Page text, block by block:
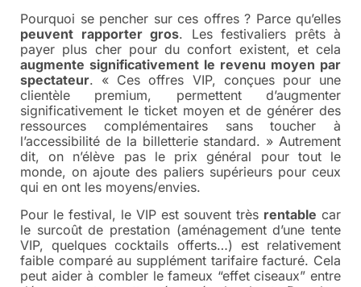
Pourquoi se pencher sur ces offres ? Parce qu’elles
peuvent rapporter gros. Les festivaliers prêts à
payer plus cher pour du confort existent, et cela
augmente significativement le revenu moyen par
spectateur. « Ces offres VIP, conçues pour une
clientèle premium, permettent d’augmenter
significativement le ticket moyen et de générer des
ressources complémentaires sans toucher à
l’accessibilité de la billetterie standard. » Autrement
dit, on n’élève pas le prix général pour tout le
monde, on ajoute des paliers supérieurs pour ceux
qui en ont les moyens/envies.
Pour le festival, le VIP est souvent très rentable car
le surcoût de prestation (aménagement d’une tente
VIP, quelques cocktails offerts…) est relativement
faible comparé au supplément tarifaire facturé. Cela
peut aider à combler le fameux “effet ciseaux” entre